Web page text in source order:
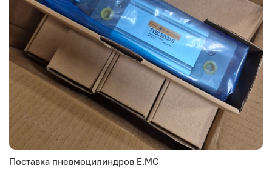
Поставка пневмоцилиндров E.MC